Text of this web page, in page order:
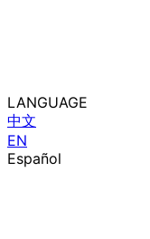
LANGUAGE
中文
EN
Español